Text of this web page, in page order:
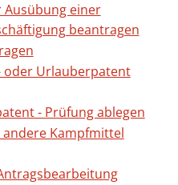
Ausübung einer
beantragen
oder Urlauberpatent
- Prüfung ablegen
Kampfmittel